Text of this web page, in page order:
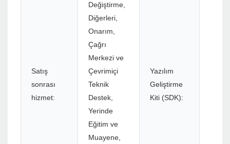
Satış
sonrası
hizmet:
Değiştirme,
Diğerleri,
Onarım,
Çağrı
Merkezi ve
Çevrimiçi
Teknik
Destek,
Yerinde
Eğitim ve
Muayene,
Yazılım
Geliştirme
Kiti (SDK):